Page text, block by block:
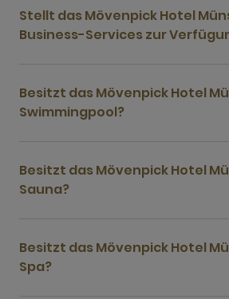
Stellt das Mövenpick Hotel
Business-Services zur
Besitzt das Mövenpick Hotel
Swimmingpool?
Besitzt das Mövenpick Hotel
Sauna?
Besitzt das Mövenpick Hotel
Spa?